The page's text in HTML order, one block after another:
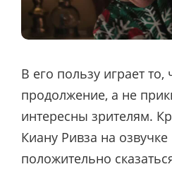
В его пользу играет то,
продолжение, а не
интересны зрителям.
Киану Ривза на
положительно